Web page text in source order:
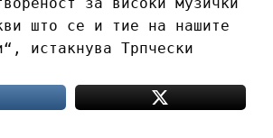
што се и тие на нашите
истакнува Трпчески